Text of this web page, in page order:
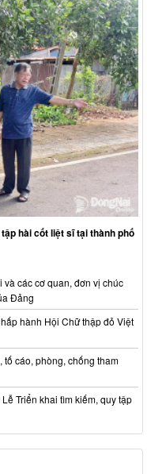
hài cốt liệt sĩ tại thành phố
các cơ quan, đơn vị chúc
Đảng
hành Hội Chữ thập đỏ Việt
cáo, phòng, chống tham
Triển khai tìm kiếm, quy tập